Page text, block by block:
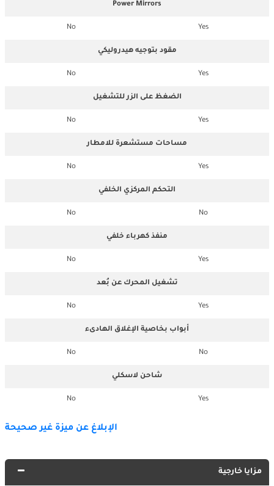
Power Mirrors
Yes
No
مقود بتوجيه هيدروليكي
Yes
No
الضغظ على الزر للتشغيل
Yes
No
مساحات مستشعرة للامطار
Yes
No
التحكم المركزي الخلفي
No
No
منفذ كهرباء خلفي
Yes
No
تشغيل المحرك عن بُعد
Yes
No
أبواب بخاصية الإغلاق الهادىء
No
No
شاحن لاسكلي
Yes
No
الإبلاغ عن ميزة غير صحيحة
مزايا خارجية